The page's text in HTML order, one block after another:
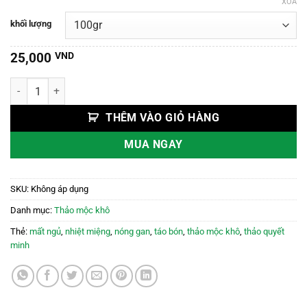
khối lượng
25,000 VND
Thảo Quyết Minh số lượng
THÊM VÀO GIỎ HÀNG
MUA NGAY
SKU: Không áp dụng
Danh mục: Thảo mộc khô
Thẻ: mất ngủ nhiệt miệng nóng gan táo bón thảo mộc khô thảo quyết
minh